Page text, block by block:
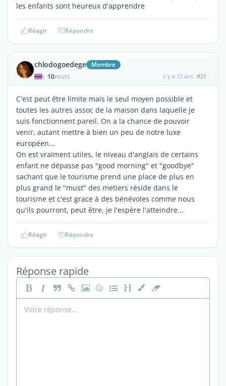
les enfants sont heureux d'apprendre
Réagir Répondre
chlodogoedege Membre
| 10POSTS il y a 12 ans #21
C'est peut être limite mais le seul moyen possible et
toutes les autres assoc de la maison dans laquelle je
suis fonctionnent pareil. On a la chance de pouvoir
venir, autant mettre à bien un peu de notre luxe
européen...
On est vraiment utiles, le niveau d'anglais de certains
enfant ne dépasse pas "good morning" et "goodbye"
sachant que le tourisme prend une place de plus en
plus grand le "must" des metiers réside dans le
tourisme et c'est grace à des bénévoles comme nous
qu'ils pourront, peut être, je l'espère l'atteindre...
Réagir Répondre
Réponse rapide